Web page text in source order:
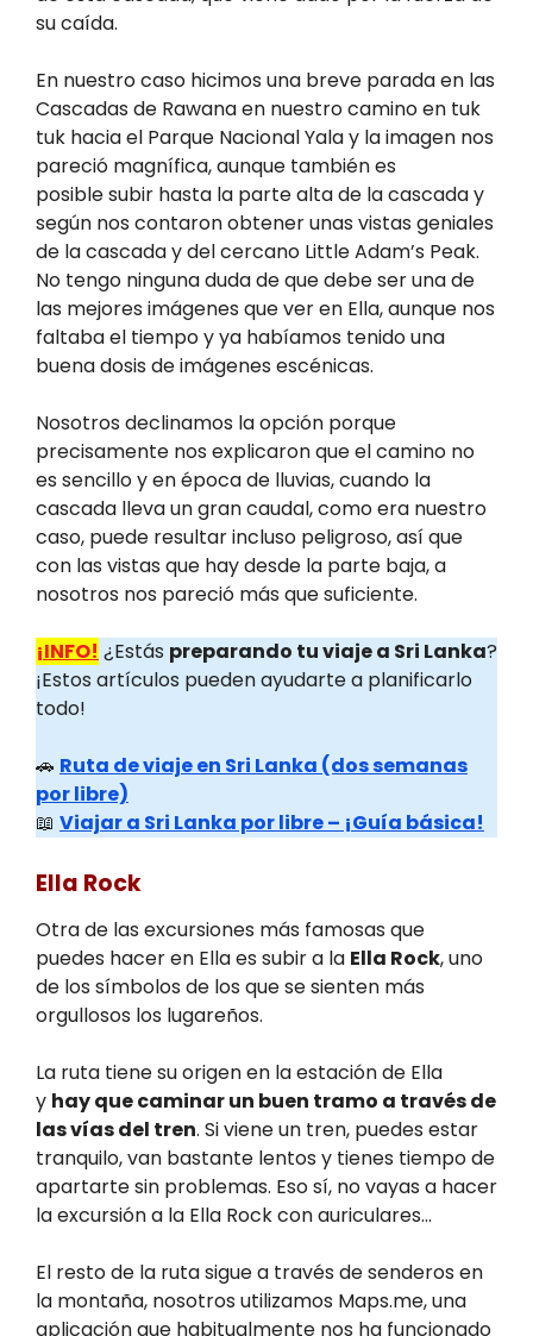
su caída.
En nuestro caso hicimos una breve parada en las
Cascadas de Rawana en nuestro camino en tuk
tuk hacia el Parque Nacional Yala y la imagen nos
pareció magnífica, aunque también es
posible subir hasta la parte alta de la cascada y
según nos contaron obtener unas vistas geniales
de la cascada y del cercano Little Adam’s Peak.
No tengo ninguna duda de que debe ser una de
las mejores imágenes que ver en Ella, aunque nos
faltaba el tiempo y ya habíamos tenido una
buena dosis de imágenes escénicas.
Nosotros declinamos la opción porque
precisamente nos explicaron que el camino no
es sencillo y en época de lluvias, cuando la
cascada lleva un gran caudal, como era nuestro
caso, puede resultar incluso peligroso, así que
con las vistas que hay desde la parte baja, a
nosotros nos pareció más que suficiente.
¡INFO! ¿Estás preparando tu viaje a Sri Lanka?
¡Estos artículos pueden ayudarte a planificarlo
todo!
🚗 Ruta de viaje en Sri Lanka (dos semanas
por libre)
📖 Viajar a Sri Lanka por libre – ¡Guía básica!
Ella Rock
Otra de las excursiones más famosas que
puedes hacer en Ella es subir a la Ella Rock, uno
de los símbolos de los que se sienten más
orgullosos los lugareños.
La ruta tiene su origen en la estación de Ella
y hay que caminar un buen tramo a través de
las vías del tren. Si viene un tren, puedes estar
tranquilo, van bastante lentos y tienes tiempo de
apartarte sin problemas. Eso sí, no vayas a hacer
la excursión a la Ella Rock con auriculares…
El resto de la ruta sigue a través de senderos en
la montaña, nosotros utilizamos Maps.me, una
aplicación que habitualmente nos ha funcionado